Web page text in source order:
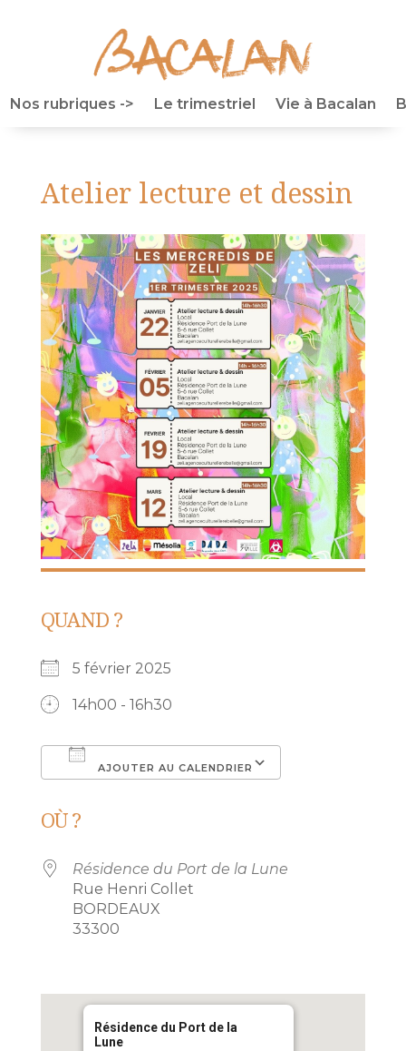
Nos rubriques -> Le trimestriel Vie à Bacalan
Atelier lecture et dessin
QUAND ?
5 février 2025
14h00 - 16h30
AJOUTER AU CALENDRIER
OÙ ?
Résidence du Port de la Lune
Rue Henri Collet
BORDEAUX
33300
Résidence du Port de la
Lune